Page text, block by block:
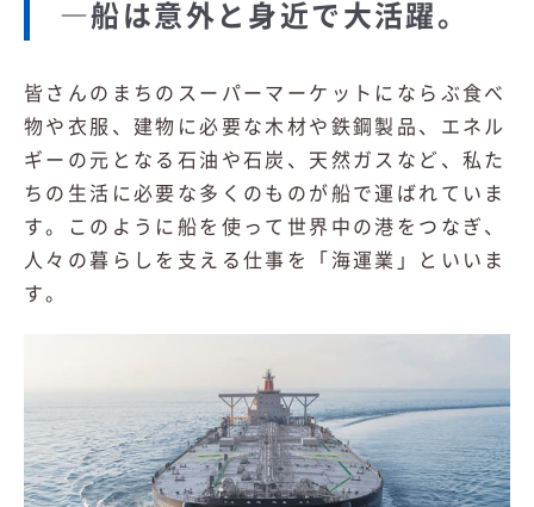
―船は意外と身近で大活躍。
皆さんのまちのスーパーマーケットにならぶ食べ
物や衣服、建物に必要な木材や鉄鋼製品、エネル
ギーの元となる石油や石炭、天然ガスなど、私た
ちの生活に必要な多くのものが船で運ばれていま
す。このように船を使って世界中の港をつなぎ、
人々の暮らしを支える仕事を「海運業」といいま
す。